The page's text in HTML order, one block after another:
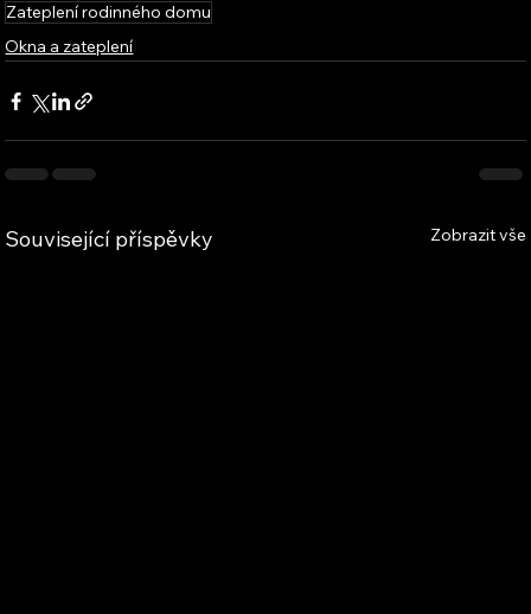
Zateplení rodinného domu
Okna a zateplení
Související příspěvky Zobrazit vše